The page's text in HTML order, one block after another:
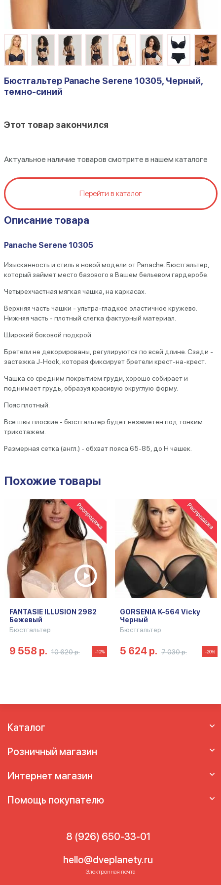
Бюстгальтер Panache Serene 10305, Черный,
темно-синий
Этот товар закончился
Актуальное наличие товаров смотрите в нашем каталоге
Перейти в каталог
Описание товара
Panache Serene 10305
Изысканность и стиль в новой модели от Panache. Бюстгальтер,
который займет место базового в Вашем бельевом гардеробе.
Четырехчастная мягкая чашка, на каркасах.
Верхняя часть чашки - ультра-гладкое эластичное кружево.
Нижняя часть - плотный слегка фактурный материал.
Широкий боковой подкрой.
Бретели не декорированы, регулируются по всей длине. Сзади -
застежка J-Hook, которая фиксирует бретели крест-на-крест.
Чашка со средним покрытием груди, хорошо собирает и
поднимает грудь, образуя красивую округлую форму.
Пояс плотный.
Все швы плоские - бюстгальтер будет незаметен под тонким
трикотажем.
Размерная сетка (англ.) - обхват пояса 65-85, до H чашек.
Похожие товары
FANTASIE ILLUSION 2982
Бежевый
Бюстгальтер
9 558 р. 10 620 р. -10%
GORSENIA K-564 Vicky
Черный
Бюстгальтер
5 624 р. 7 030 р. -20%
Каталог
Розничный магазин
Интернет магазин
Помощь покупателю
8 (926) 650-33-01
hello@dveplanety.ru
Электронная почта